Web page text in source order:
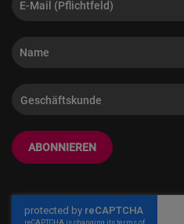
ABONNIEREN